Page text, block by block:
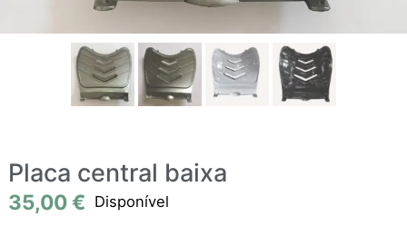
Placa central baixa
35,00€ Disponível